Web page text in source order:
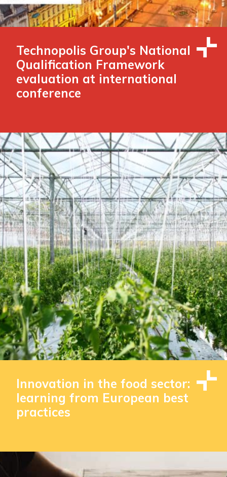
Technopolis Group's National
Qualification Framework
evaluation at international
conference
Innovation in the food sector:
learning from European best
practices